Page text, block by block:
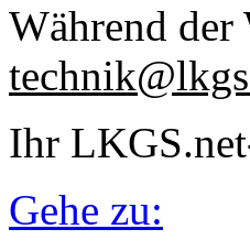
Während
Ihr
Gehe zu: